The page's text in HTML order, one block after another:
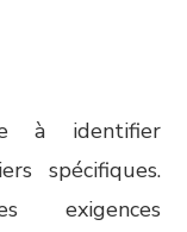
à identifier
spécifiques.
exigences